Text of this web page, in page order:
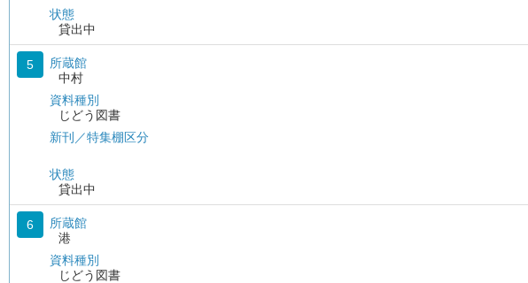
状態
貸出中
5
所蔵館
中村
資料種別
じどう図書
新刊／特集棚区分
状態
貸出中
6
所蔵館
港
資料種別
じどう図書